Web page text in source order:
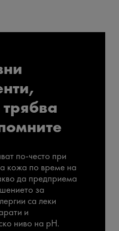
по-често при
кожа по време на
да предприема
за
са леки
и
ниво на pH.